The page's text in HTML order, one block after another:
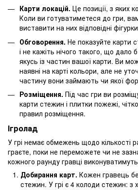
Карти локацій. Це позиції, з яких
Коли ви готуватиметеся до гри,
виставити на них відповідні
Обговорення. Не показуйте карти
і не кажіть нічого такого, що дало
якусь із частин вашої карти. Ви
наявні на карті кольори, але не
частину вони займають чи якої
Розміщення. Під час гри ви
карти стежин і плитки пожежі,
правил розміщення.
Ігролад
У грі немає обмежень щодо кількості
граєте, поки не переможете чи не
кожного раунду гравці виконуватимуть
Добирання карт. Кожен гравець
стежин. У грі є 4 колоди стежин: з